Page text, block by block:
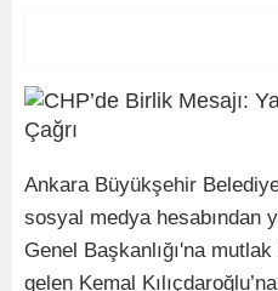
Ankara Büyükşehir
sosyal medya hesabından
Genel Başkanlığı'na
gelen Kemal